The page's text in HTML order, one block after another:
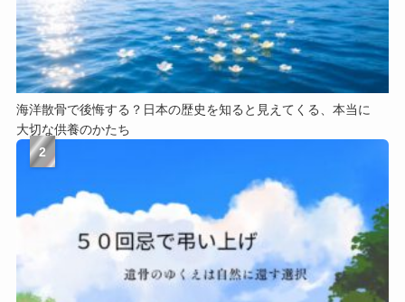
海洋散骨で​後悔する？​日本の​歴史を​知ると​見えてくる、​本当に​
大切な​供養のかたち
2